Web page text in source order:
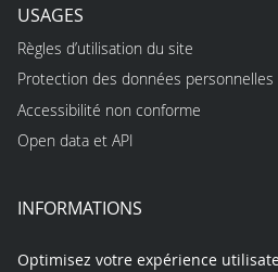
USAGES
Règles d’utilisation du site
Protection des données personnelles
Accessibilité non conforme
Open data et API
INFORMATIONS
Optimisez votre expérience